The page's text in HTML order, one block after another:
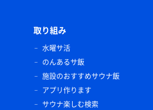
取り組み
水曜サ活
のんあるサ飯
施設のおすすめサウナ飯
アプリ作ります
サウナ楽しむ検索